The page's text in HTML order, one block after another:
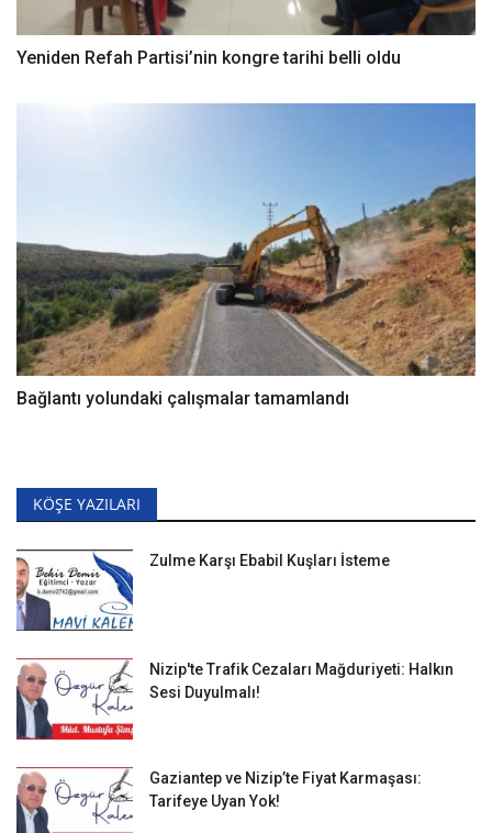
Yeniden Refah Partisi’nin kongre tarihi belli oldu
Bağlantı yolundaki çalışmalar tamamlandı
KÖŞE YAZILARI
Zulme Karşı Ebabil Kuşları İsteme
Nizip'te Trafik Cezaları Mağduriyeti: Halkın
Sesi Duyulmalı!
Gaziantep ve Nizip’te Fiyat Karmaşası:
Tarifeye Uyan Yok!